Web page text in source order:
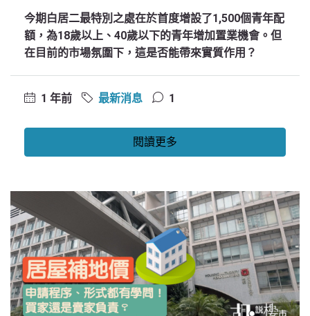
今期白居二最特別之處在於首度增設了1,500個青年配
額，為18歲以上、40歲以下的青年增加置業機會。但
在目前的市場氛圍下，這是否能帶來實質作用？
1 年前 最新消息 1
閱讀更多